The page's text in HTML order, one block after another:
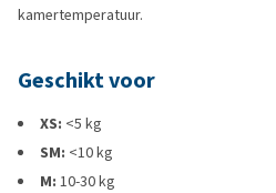
kamertemperatuur.
Geschikt voor
XS: <5 kg
SM: <10 kg
M: 10-30 kg